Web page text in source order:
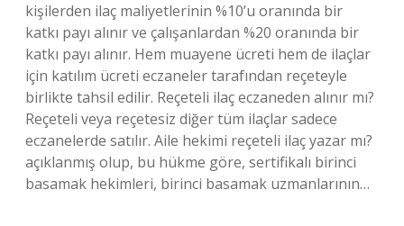
kişilerden ilaç maliyetlerinin %10’u oranında bir
katkı payı alınır ve çalışanlardan %20 oranında bir
katkı payı alınır. Hem muayene ücreti hem de ilaçlar
için katılım ücreti eczaneler tarafından reçeteyle
birlikte tahsil edilir. Reçeteli ilaç eczaneden alınır mı?
Reçeteli veya reçetesiz diğer tüm ilaçlar sadece
eczanelerde satılır. Aile hekimi reçeteli ilaç yazar mı?
açıklanmış olup, bu hükme göre, sertifikalı birinci
basamak hekimleri, birinci basamak uzmanlarının…